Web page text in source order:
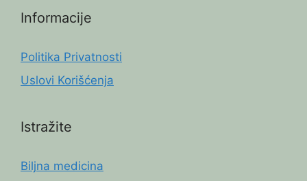
Informacije
Politika Privatnosti
Uslovi Korišćenja
Istražite
Biljna medicina